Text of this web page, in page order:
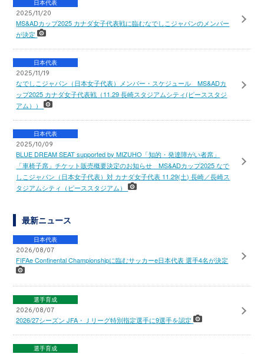
日本代表
2025/11/20
MS&ADカップ2025 カナダ女子代表戦に臨むなでしこジャパンのメンバー
が決定
日本代表
2025/11/19
なでしこジャパン（日本女子代表）メンバー・スケジュール MS&ADカ
ップ2025 カナダ女子代表戦（11.29 長崎スタジアムシティ(ピーススタジ
アム））
日本代表
2025/10/09
BLUE DREAM SEAT supported by MIZUHO「知的・発達障がい者席」
「車椅子席」チケット販売概要決定のお知らせ MS&ADカップ2025 なで
しこジャパン（日本女子代表）対 カナダ女子代表 11.29(土) 長崎／長崎ス
タジアムシティ（ピーススタジアム）
最新ニュース
日本代表
2026/08/07
FIFAe Continental Championshipに臨むサッカーe日本代表 選手4名が決定
選手育成
2026/08/07
2026/27シーズン JFA・Ｊリーグ特別指定選手に9選手を認定
選手育成